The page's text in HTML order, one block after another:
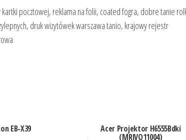
pocztowej, reklama na folii, coated fogra, dobre tanie
druk wizytówek warszawa tanio, krajowy rejestr
EB-X39 Acer Projektor H6555Bdki
(MRJVQ11004)